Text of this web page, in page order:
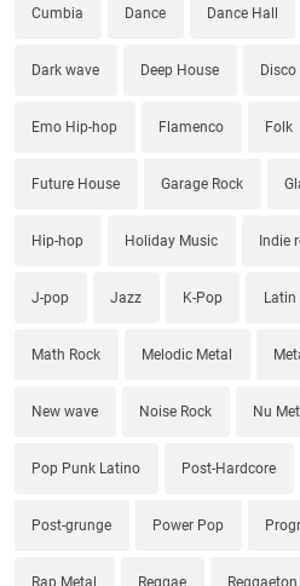
Cumbia Dance Dance Hall
Dark wave Deep House Disco
Emo Hip-hop Flamenco Folk
Future House Garage Rock
Hip-hop Holiday Music Indie
J-pop Jazz K-Pop Latin
Math Rock Melodic Metal
New wave Noise Rock Nu
Pop Punk Latino Post-Hardcore
Post-grunge Power Pop
Rap Metal Reggae Reggaeton